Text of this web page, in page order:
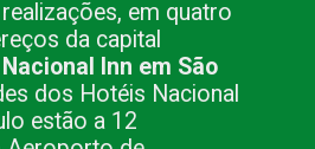
em quatro
da capital
Inn em São
dos Hotéis Nacional
estão a 12